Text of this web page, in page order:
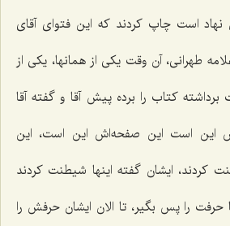
است چاپ كردند كه این فتوای آقای
طهرانی، آن وقت یكی از همانها، یكی از
كتاب را برده پیش آقا و گفته آقا
این است این صفحه‌اش این است، این
كردند، ایشان گفته اینها شیطنت كردند
را پس بگیر، تا الان ایشان حرفش را